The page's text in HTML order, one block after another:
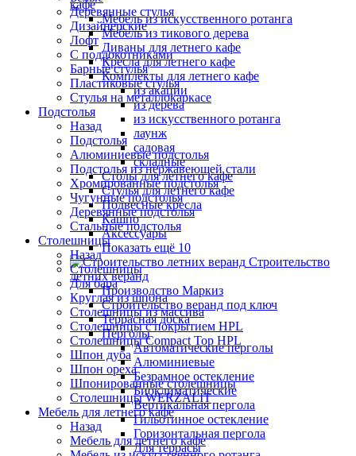
кафе
Мебель из искусственного ротанга
Мебель из тикового дерева
Диваны для летнего кафе
Кресла для летнего кафе
Комплекты для летнего кафе
из акации
из дерева
из искусственного ротанга
лаунж
садовая
складные
Столы для летнего кафе
Стулья для летнего кафе
Подвесные кресла
Кашпо
Аксессуары
Показать ещё 10
Строительство
летних веранд
Производство Маркиз
Строительство веранд под ключ
Террасная доска
Перголы
Автоматические перголы
Алюминиевые
Безрамное остекление
Биоклиматические
Вертикальная пергола
Гильотинное остекление
Горизонтальная пергола
Для террасы
Деревянные стулья
Дизайнерские
Лофт
С подлокотниками
Барные стулья
Пластиковые стулья
Стулья на металлокаркасе
Подстолья
Назад
Подстолья
Алюминиевые подстолья
Подстолья из нержавеющей стали
Хромированные подстолья
Чугунные подстолья
Деревянные подстолья
Стальные подстолья
Столешницы
Назад
Столешницы
Для бара
Круглая из шпона
Столешницы из массива
Столешницы с покрытием HPL
Столешницы Сompact Top HPL
Шпон дуба
Шпон ореха
Шпонированные столешницы
Столешницы WERZALIT
Мебель для летнего кафе
Назад
Мебель для летнего кафе